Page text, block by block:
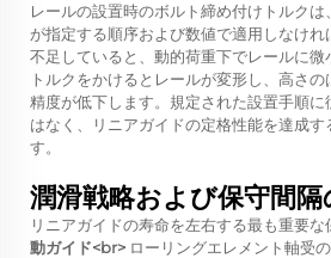
レールの設置時のボルト締め付けトルク
が指定する順序および数値で適用しなけ
不足していると、動的荷重下でレールに
トルクをかけるとレールが変形し、高さ
精度が低下します。規定された設置手順
はなく、リニアガイドの定格性能を達成
す。
潤滑戦略および保守間隔
リニアガイドの寿命を左右する最も重要な
動ガイド<br> ローリングエレメント軸受